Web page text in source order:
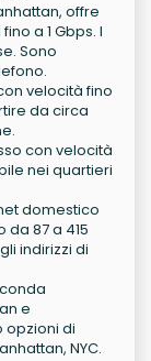
offre
a 1 Gbps. I
Sono
velocità fino
da circa
con velocità
nei quartieri
domestico
87 a 415
indirizzi di
e
opzioni di
NYC.